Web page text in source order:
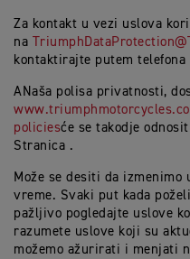
Za kontakt u vezi uslova
na
kontaktirajte putem telefona
ANaša polisa privatnosti,
policiesće se takodje
Stranica .
Može se desiti da izmenimo
vreme. Svaki put kada
pažljivo pogledajte uslove
razumete uslove koji su
možemo ažurirati i menjati